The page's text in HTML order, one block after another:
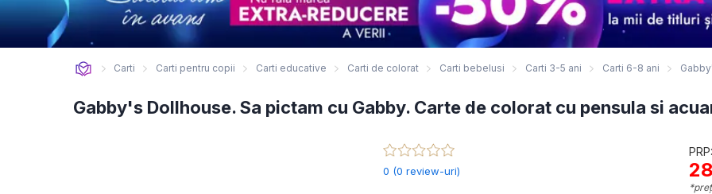
Carti Carti pentru copii Carti educative Carti de colorat Carti bebelusi Carti 3-5 ani Carti 6-8 ani
Gabby's Dollhouse. Sa pictam cu Gabby. Carte de colorat cu pensula si
0 (0 review-uri)